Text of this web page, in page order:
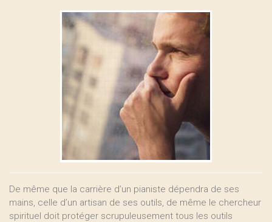
De même que la carrière d’un pianiste dépendra de ses
mains, celle d’un artisan de ses outils, de même le chercheur
spirituel doit protéger scrupuleusement tous les outils